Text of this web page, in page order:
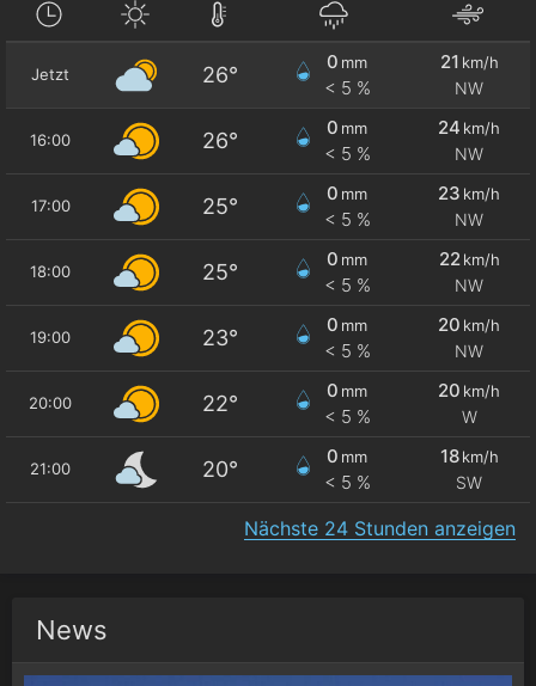
Jetzt 26°
0 mm
< 5 %
21 km/h
NW
16:00 26°
0 mm
< 5 %
24 km/h
NW
17:00 25°
0 mm
< 5 %
23 km/h
NW
18:00 25°
0 mm
< 5 %
22 km/h
NW
19:00 23°
0 mm
< 5 %
20 km/h
NW
20:00 22°
0 mm
< 5 %
20 km/h
W
21:00 20°
0 mm
< 5 %
18 km/h
SW
Nächste 24 Stunden anzeigen
News